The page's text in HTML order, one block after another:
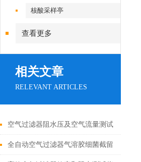
核酸采样亭
查看更多
相关文章
RELEVANT ARTICLES
空气过滤器阻水压及空气流量测试
仪YY 0770.2-2009 测试稳定
全自动空气过滤器气溶胶细菌截留